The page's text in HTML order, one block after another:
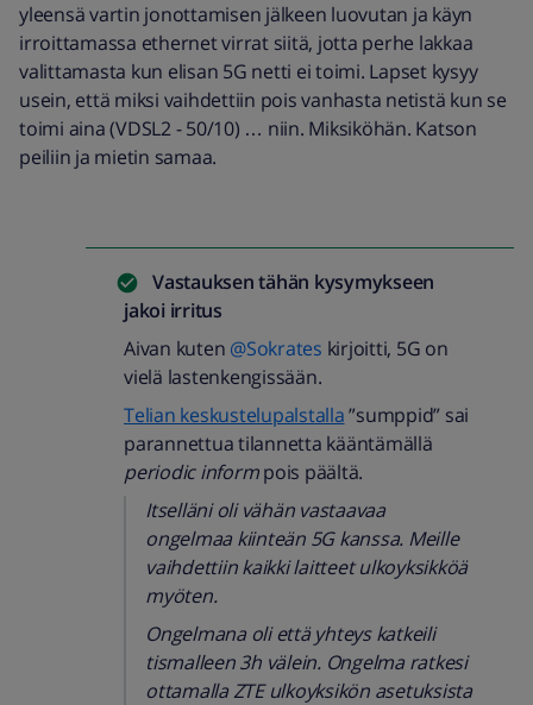
yleensä vartin jonottamisen jälkeen luovutan ja käyn
irroittamassa ethernet virrat siitä, jotta perhe lakkaa
valittamasta kun elisan 5G netti ei toimi. Lapset kysyy
usein, että miksi vaihdettiin pois vanhasta netistä kun se
toimi aina (VDSL2 - 50/10) … niin. Miksiköhän. Katson
peiliin ja mietin samaa.
Vastauksen tähän kysymykseen
jakoi irritus
Aivan kuten @Sokrates kirjoitti, 5G on
vielä lastenkengissään.
Telian keskustelupalstalla”sumppid” sai
parannettua tilannetta kääntämällä
periodic informpois päältä.
Itselläni oli vähän vastaavaa
ongelmaa kiinteän 5G kanssa. Meille
vaihdettiin kaikki laitteet ulkoyksikköä
myöten.
Ongelmana oli että yhteys katkeili
tismalleen 3h välein. Ongelma ratkesi
ottamalla ZTE ulkoyksikön asetuksista